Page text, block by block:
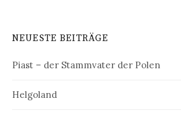
NEUESTE BEITRÄGE
Piast – der Stammvater der Polen
Helgoland